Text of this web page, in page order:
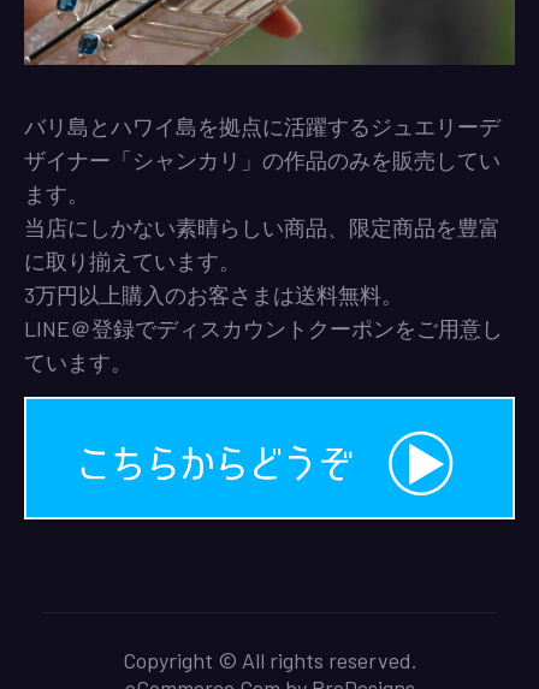
バリ島とハワイ島を拠点に活躍するジュエリーデ
ザイナー「シャンカリ」の作品のみを販売してい
ます。
当店にしかない素晴らしい商品、限定商品を豊富
に取り揃えています。
3万円以上購入のお客さまは送料無料。
LINE＠登録でディスカウントクーポンをご用意し
ています。
Copyright © All rights reserved.